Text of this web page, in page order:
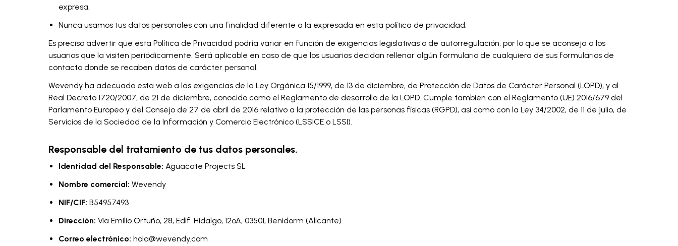
expresa.
Nunca usamos tus datos personales con una finalidad diferente a la expresada en esta política de privacidad.
Es preciso advertir que esta Política de Privacidad podría variar en función de exigencias legislativas o de autorregulación, por lo que se aconseja a los
usuarios que la visiten periódicamente. Será aplicable en caso de que los usuarios decidan rellenar algún formulario de cualquiera de sus formularios de
contacto donde se recaben datos de carácter personal.
Wevendy ha adecuado esta web a las exigencias de la Ley Orgánica 15/1999, de 13 de diciembre, de Protección de Datos de Carácter Personal (LOPD), y al
Real Decreto 1720/2007, de 21 de diciembre, conocido como el Reglamento de desarrollo de la LOPD. Cumple también con el Reglamento (UE) 2016/679 del
Parlamento Europeo y del Consejo de 27 de abril de 2016 relativo a la protección de las personas físicas (RGPD), así como con la Ley 34/2002, de 11 de julio, de
Servicios de la Sociedad de la Información y Comercio Electrónico (LSSICE o LSSI).
Responsable del tratamiento de tus datos personales.
Identidad del Responsable: Aguacate Projects SL
Nombre comercial: Wevendy
NIF/CIF: B54957493
Dirección: Vía Emilio Ortuño, 28, Edif. Hidalgo, 12ºA, 03501, Benidorm (Alicante).
Correo electrónico: hola@wevendy.com